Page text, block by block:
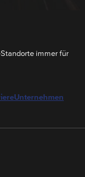
immer für
Unternehmen